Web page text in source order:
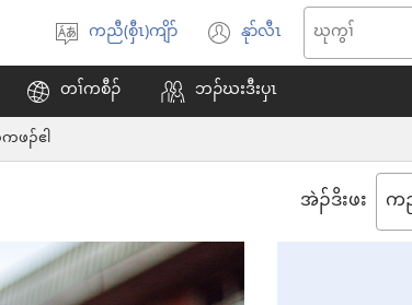
ဃု​
ထၢ​
ကညီ(စှီၤ)ကျိာ် နုာ်လီၤ
အိး
ထီၣ်
လၢ
သီ
တၢ်ကစီၣ် ဘၣ်ဃးဒီးပှၤ
ဖၣ်ဧါ
အဲၣ်​ဒိး​ဖး